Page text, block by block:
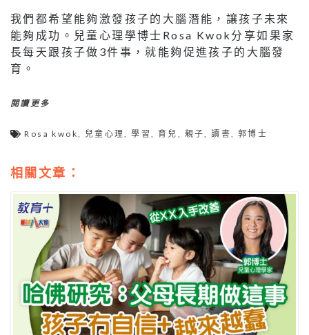
我們都希望能夠激發孩子的大腦潛能，讓孩子未來
能夠成功。兒童心理學博士Rosa Kwok分享如果家
長每天跟孩子做3件事，就能夠促進孩子的大腦發
育。
閱讀更多
Rosa kwok 兒童心理 ,學習 育兒 親子 ,讀書 郭博士
相關文章：